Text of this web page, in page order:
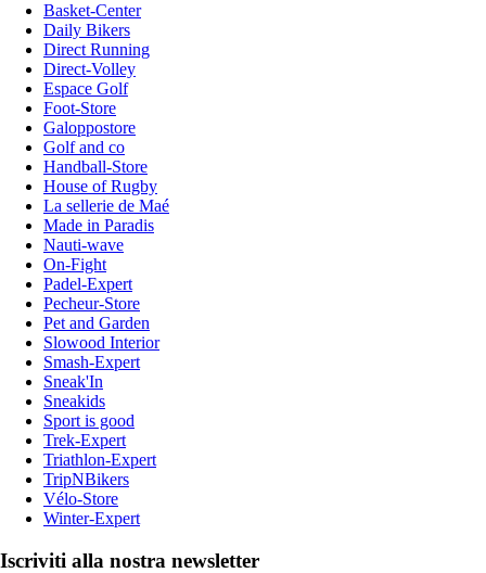
Basket-Center
Daily Bikers
Direct Running
Direct-Volley
Espace Golf
Foot-Store
Galoppostore
Golf and co
Handball-Store
House of Rugby
La sellerie de Maé
Made in Paradis
Nauti-wave
On-Fight
Padel-Expert
Pecheur-Store
Pet and Garden
Slowood Interior
Smash-Expert
Sneak'In
Sneakids
Sport is good
Trek-Expert
Triathlon-Expert
TripNBikers
Vélo-Store
Winter-Expert
Iscriviti alla nostra newsletter